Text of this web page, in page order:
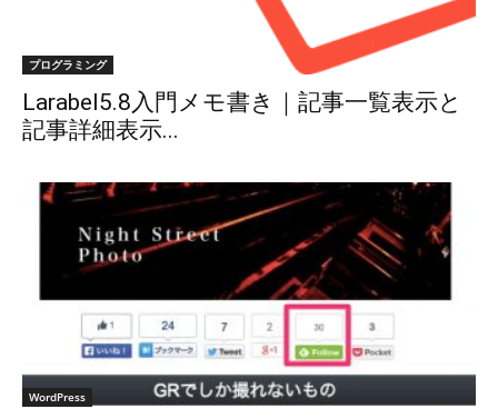
プログラミング
Larabel5.8入門メモ書き｜記事一覧表示と
記事詳細表示...
WordPress